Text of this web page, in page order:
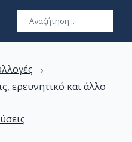
›
ερευνητικό και άλλο